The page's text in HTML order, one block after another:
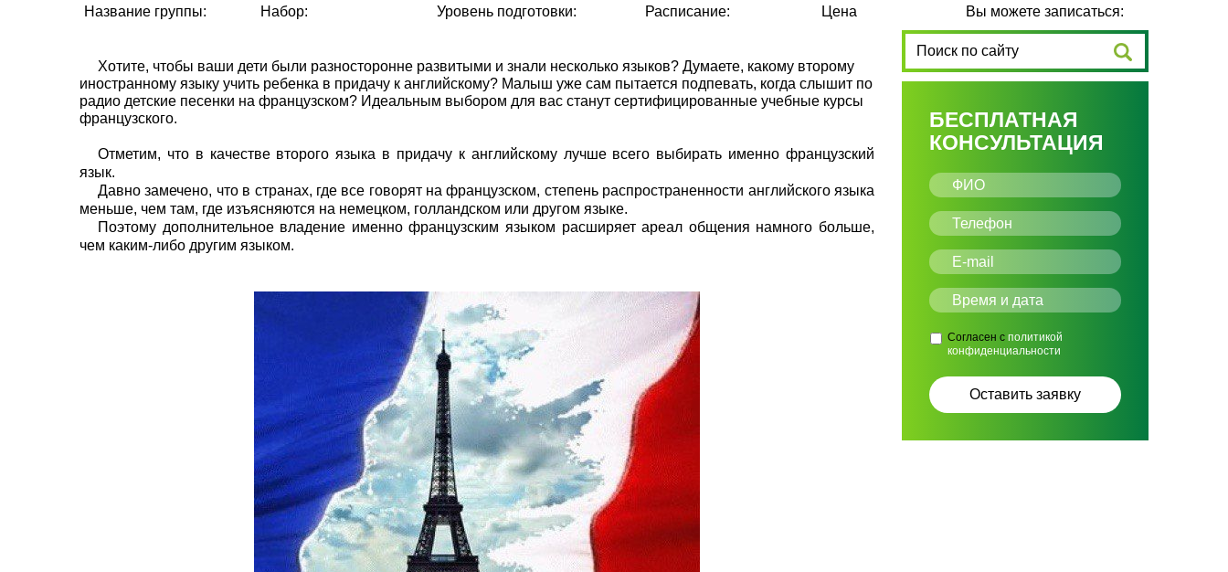
Название группы: Набор: Уровень подготовки: Расписание: Цена Вы можете записаться:
Хотите, чтобы ваши дети были разносторонне развитыми и знали несколько языков? Думаете, какому второму
иностранному языку учить ребенка в придачу к английскому? Малыш уже сам пытается подпевать, когда слышит по
радио детские песенки на французском? Идеальным выбором для вас станут сертифицированные учебные курсы
французского.
Отметим, что в качестве второго языка в придачу к английскому лучше всего выбирать именно французский
язык.
Давно замечено, что в странах, где все говорят на французском, степень распространенности английского языка
меньше, чем там, где изъясняются на немецком, голландском или другом языке.
Поэтому дополнительное владение именно французским языком расширяет ареал общения намного больше,
чем каким-либо другим языком.
БЕСПЛАТНАЯ
КОНСУЛЬТАЦИЯ
Согласен с политикой
конфиденциальности